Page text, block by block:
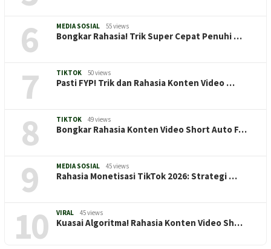
6 MEDIA SOSIAL 55 views
Bongkar Rahasia! Trik Super Cepat Penuhi …
7 TIKTOK 50 views
Pasti FYP! Trik dan Rahasia Konten Video …
8 TIKTOK 49 views
Bongkar Rahasia Konten Video Short Auto F…
9 MEDIA SOSIAL 45 views
Rahasia Monetisasi TikTok 2026: Strategi …
10 VIRAL 45 views
Kuasai Algoritma! Rahasia Konten Video Sh…